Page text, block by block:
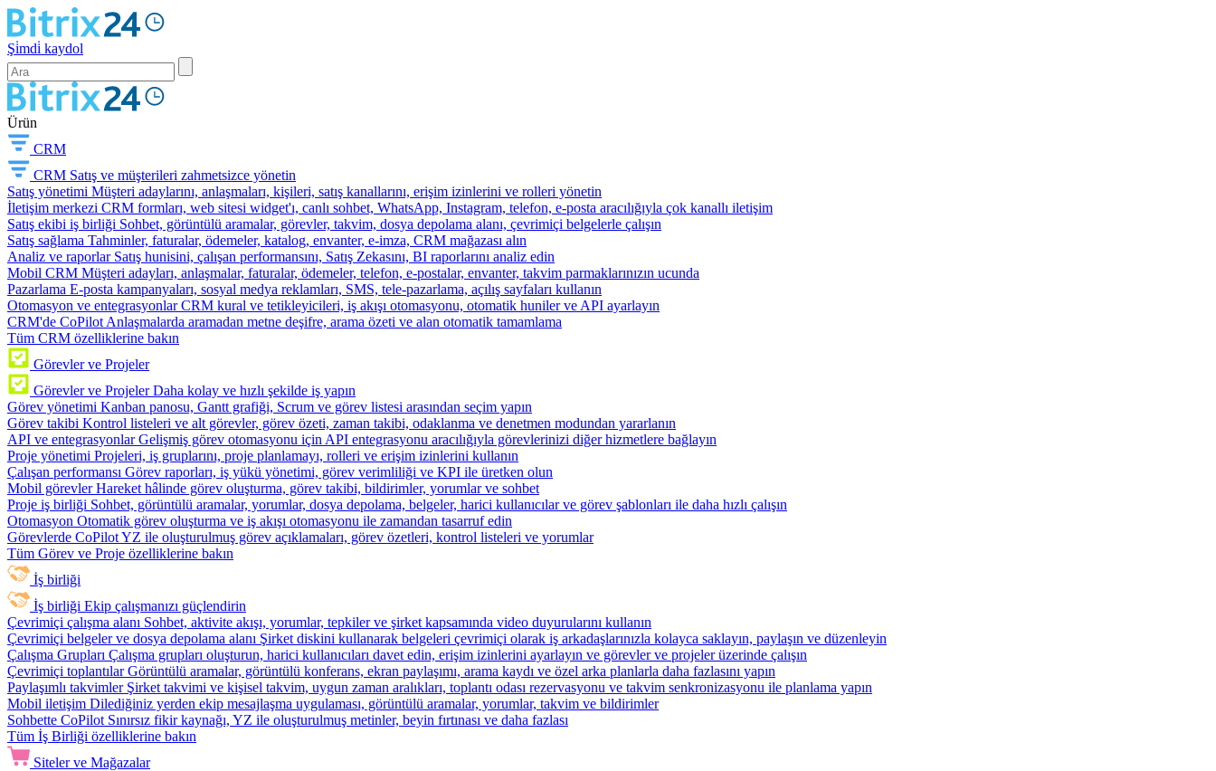
Şi̇mdi̇ kaydol
Ürün
CRM
CRM Satış ve müşterileri zahmetsizce yönetin
Satış yönetimi Müşteri adaylarını, anlaşmaları, kişileri, satış kanallarını, erişim izinlerini ve rolleri yönetin
İletişim merkezi CRM formları, web sitesi widget'ı, canlı sohbet, WhatsApp, Instagram, telefon, e-posta aracılığıyla çok kanallı iletişim
Satış ekibi iş birliği Sohbet, görüntülü aramalar, görevler, takvim, dosya depolama alanı, çevrimiçi belgelerle çalışın
Satış sağlama Tahminler, faturalar, ödemeler, katalog, envanter, e-imza, CRM mağazası alın
Analiz ve raporlar Satış hunisini, çalışan performansını, Satış Zekasını, BI raporlarını analiz edin
Mobil CRM Müşteri adayları, anlaşmalar, faturalar, ödemeler, telefon, e-postalar, envanter, takvim parmaklarınızın ucunda
Pazarlama E-posta kampanyaları, sosyal medya reklamları, SMS, tele-pazarlama, açılış sayfaları kullanın
Otomasyon ve entegrasyonlar CRM kural ve tetikleyicileri, iş akışı otomasyonu, otomatik huniler ve API ayarlayın
CRM'de CoPilot Anlaşmalarda aramadan metne deşifre, arama özeti ve alan otomatik tamamlama
Tüm CRM özelliklerine bakın
Görevler ve Projeler
Görevler ve Projeler Daha kolay ve hızlı şekilde iş yapın
Görev yönetimi Kanban panosu, Gantt grafiği, Scrum ve görev listesi arasından seçim yapın
Görev takibi Kontrol listeleri ve alt görevler, görev özeti, zaman takibi, odaklanma ve denetmen modundan yararlanın
API ve entegrasyonlar Gelişmiş görev otomasyonu için API entegrasyonu aracılığıyla görevlerinizi diğer hizmetlere bağlayın
Proje yönetimi Projeleri, iş gruplarını, proje planlamayı, rolleri ve erişim izinlerini kullanın
Çalışan performansı Görev raporları, iş yükü yönetimi, görev verimliliği ve KPI ile üretken olun
Mobil görevler Hareket hâlinde görev oluşturma, görev takibi, bildirimler, yorumlar ve sohbet
Proje iş birliği Sohbet, görüntülü aramalar, yorumlar, dosya depolama, belgeler, harici kullanıcılar ve görev şablonları ile daha hızlı çalışın
Otomasyon Otomatik görev oluşturma ve iş akışı otomasyonu ile zamandan tasarruf edin
Görevlerde CoPilotYZ ile oluşturulmuş görev açıklamaları, görev özetleri, kontrol listeleri ve yorumlar
Tüm Görev ve Proje özelliklerine bakın
İş birliği
İş birliği Ekip çalışmanızı güçlendirin
Çevrimiçi çalışma alanı Sohbet, aktivite akışı, yorumlar, tepkiler ve şirket kapsamında video duyurularını kullanın
Çevrimiçi belgeler ve dosya depolama alanı Şirket diskini kullanarak belgeleri çevrimiçi olarak iş arkadaşlarınızla kolayca saklayın, paylaşın ve düzenleyin
Çalışma Grupları Çalışma grupları oluşturun, harici kullanıcıları davet edin, erişim izinlerini ayarlayın ve görevler ve projeler üzerinde çalışın
Çevrimiçi toplantılar Görüntülü aramalar, görüntülü konferans, ekran paylaşımı, arama kaydı ve özel arka planlarla daha fazlasını yapın
Paylaşımlı takvimler Şirket takvimi ve kişisel takvim, uygun zaman aralıkları, toplantı odası rezervasyonu ve takvim senkronizasyonu ile planlama yapın
Mobil iletişim Dilediğiniz yerden ekip mesajlaşma uygulaması, görüntülü aramalar, yorumlar, takvim ve bildirimler
Sohbette CoPilot Sınırsız fikir kaynağı, YZ ile oluşturulmuş metinler, beyin fırtınası ve daha fazlası
Tüm İş Birliği özelliklerine bakın
Siteler ve Mağazalar